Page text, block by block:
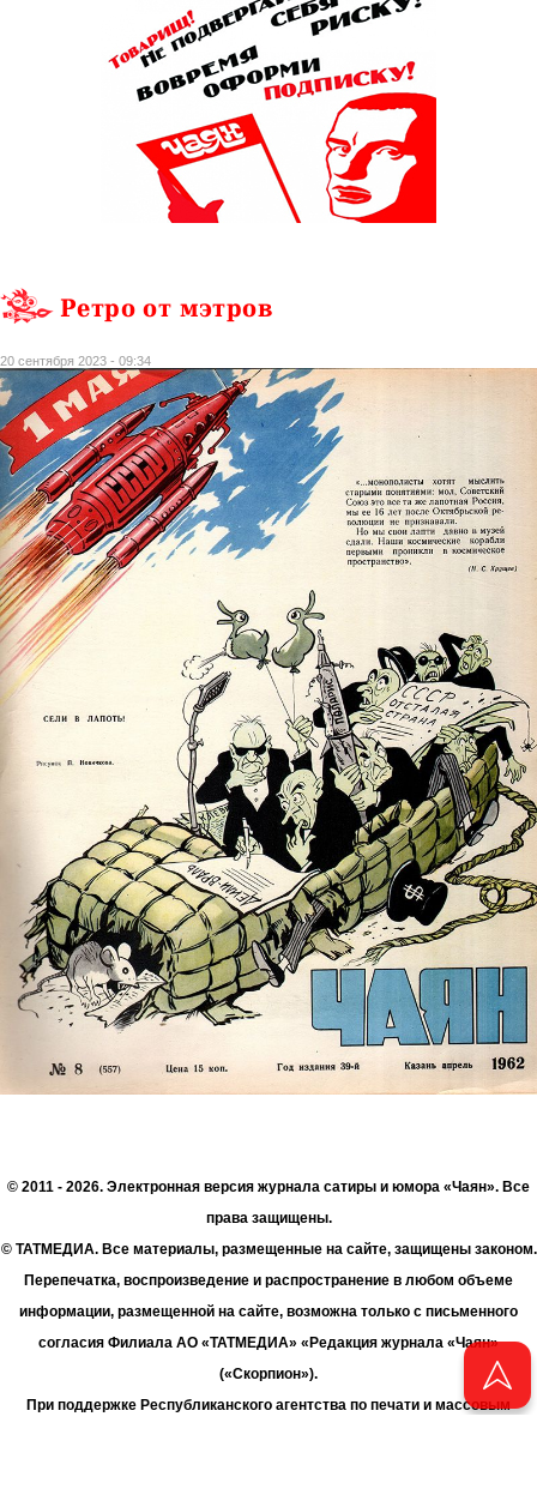
Ретро от мэтров
20 сентября 2023 - 09:34
© 2011 - 2026. Электронная версия журнала сатиры и юмора «Чаян». Все
права защищены.
© ТАТМЕДИА. Все материалы, размещенные на сайте, защищены законом.
Перепечатка, воспроизведение и распространение в любом объеме
информации, размещенной на сайте, возможна только с письменного
согласия Филиала АО «ТАТМЕДИА» «Редакция журнала «Чаян»
(«Скорпион»).
При поддержке Республиканского агентства по печати и массовым